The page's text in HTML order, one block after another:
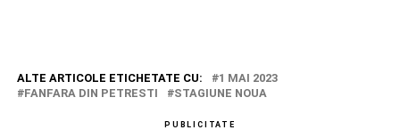
ALTE ARTICOLE ETICHETATE CU:
1 MAI 2023
FANFARA DIN PETRESTI
STAGIUNE NOUA
PUBLICITATE